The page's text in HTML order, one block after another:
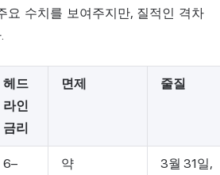
요 수치를 보여주지만, 질적인 격차
헤드
라인
금리
면제 줄질
6–
약
3월 31일,